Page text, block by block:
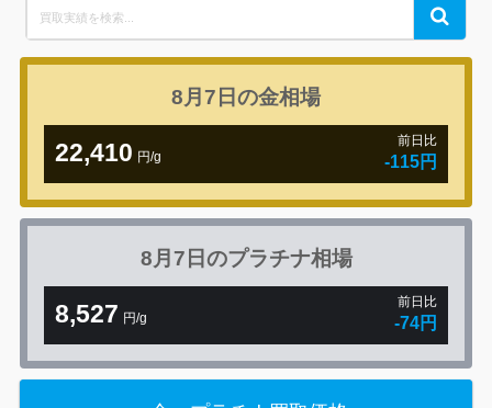
for:
Search
8月7日の金相場
22,410 円/g
前日比
-115円
8月7日のプラチナ相場
8,527 円/g
前日比
-74円